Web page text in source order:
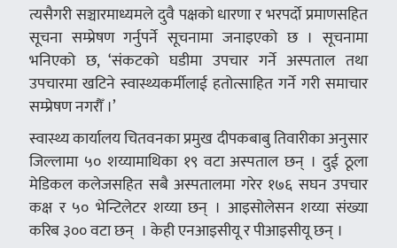
त्यसैगरी सञ्चारमाध्यमले दुवै पक्षको धारणा र भरपर्दो प्रमाणसहित
सूचना सम्प्रेषण गर्नुपर्ने सूचनामा जनाइएको छ । सूचनामा
भनिएको छ, ‘संकटको घडीमा उपचार गर्ने अस्पताल तथा
उपचारमा खटिने स्वास्थ्यकर्मीलाई हतोत्साहित गर्ने गरी समाचार
सम्प्रेषण नगरौँ ।’
स्वास्थ्य कार्यालय चितवनका प्रमुख दीपकबाबु तिवारीका अनुसार
जिल्लामा ५० शय्यामाथिका १९ वटा अस्पताल छन् । दुई ठूला
मेडिकल कलेजसहित सबै अस्पतालमा गरेर १७६ सघन उपचार
कक्ष र ५० भेन्टिलेटर शय्या छन् । आइसोलेसन शय्या संख्या
करिब ३०० वटा छन् । केही एनआइसीयू र पीआइसीयू छन् ।